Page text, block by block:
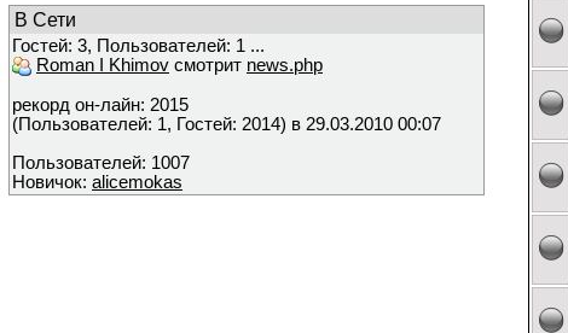
В Сети
Гостей: 3, Пользователей: 1 ...
Roman I Khimov смотрит news.php
рекорд он-лайн: 2015
(Пользователей: 1, Гостей: 2014) в 29.03.2010 00:07
Пользователей: 1007
Новичок: alicemokas